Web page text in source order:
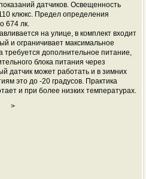
датчиков. Освещенность
клюкс. Предел определения
674 лк.
на улице, в комплект входит
и ограничивает максимальное
требуется дополнительное питание,
блока питания через
датчик может работать и в зимних
это до -20 градусов. Практика
и при более низких температурах.
>